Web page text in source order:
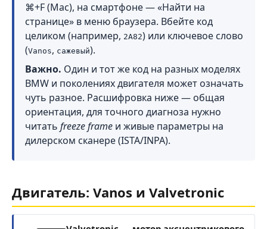
⌘+F (Mac), на смартфоне — «Найти на
странице» в меню браузера. Вбейте код
целиком (например, 2A82) или ключевое слово
(Vanos, сажевый).
Важно. Один и тот же код на разных моделях
BMW и поколениях двигателя может означать
чуть разное. Расшифровка ниже — общая
ориентация, для точного диагноза нужно
читать freeze frame и живые параметры на
дилерском сканере (ISTA/INPA).
Двигатель: Vanos и Valvetronic